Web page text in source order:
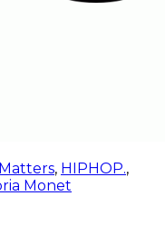
, HIPHOP.,
Monet